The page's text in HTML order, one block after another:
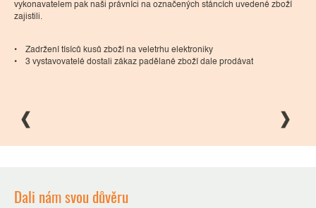
vykonavatelem pak naši právníci na označených stáncích uvedené zboží
zajistili.
• Zadržení tísíců kusů zboží na veletrhu elektroniky
• 3 vystavovatelé dostali zákaz padělané zboží dale prodávat
Dali nám svou důvěru